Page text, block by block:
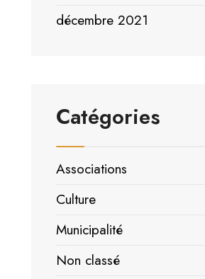
décembre 2021
Catégories
Associations
Culture
Municipalité
Non classé